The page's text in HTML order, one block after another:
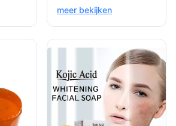
meer bekijken